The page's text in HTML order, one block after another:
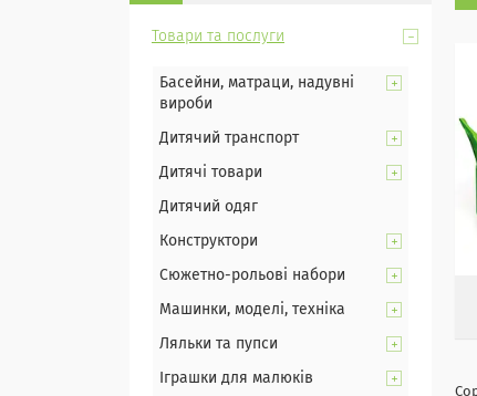
Товари та послуги
Басейни, матраци, надувні
вироби
Дитячий транспорт
Дитячі товари
Дитячий одяг
Конструктори
Сюжетно-рольові набори
Машинки, моделі, техніка
Ляльки та пупси
Іграшки для малюків